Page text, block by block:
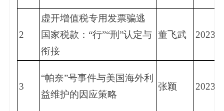
2
虚开增值税专用发票骗逃
国家税款：“行”“刑”认定与
衔接
董飞武 2023.4
3
“帕奈”号事件与美国海外利
益维护的因应策略
张颖 2023.6